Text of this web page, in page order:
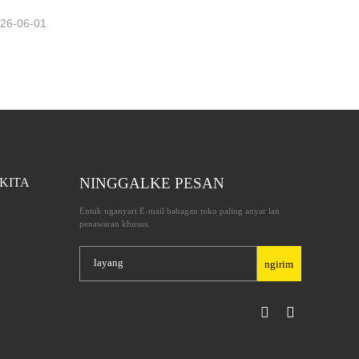
06-01
NINGGALKE PESAN
Entuk nganyari E-mail babagan toko paling anyar lan
penawaran khusus.
ngirim